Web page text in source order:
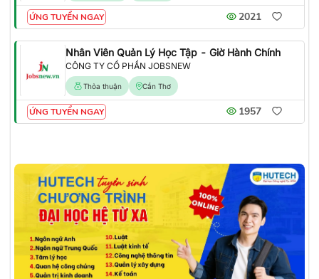
ỨNG TUYỂN NGAY 2021
Nhân Viên Quản Lý Học Tập - Giờ Hành Chính
CÔNG TY CỔ PHẦN JOBSNEW
Thỏa thuận Cần Thơ
ỨNG TUYỂN NGAY 1957